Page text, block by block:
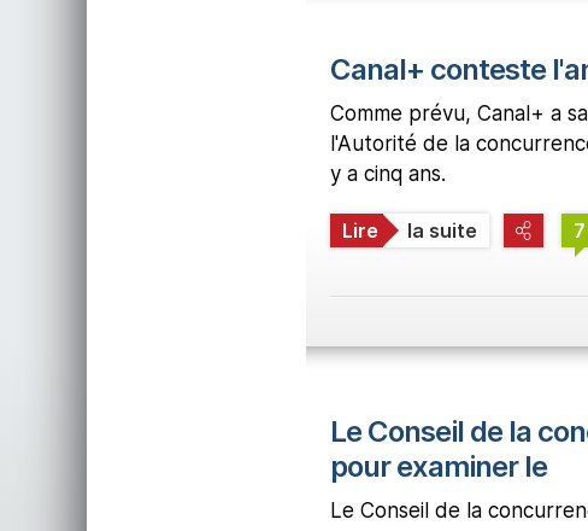
Canal+ conteste
Comme prévu, Canal+ a
l'Autorité de la
y a cinq ans.
Lire la suite 7
Le Conseil de la
pour examiner le
Le Conseil de la